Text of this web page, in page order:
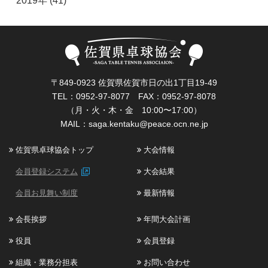
〒849-0923 佐賀県佐賀市日の出1丁目19-49
TEL：0952-97-8077 FAX：0952-97-8078
（月・火・木・金 10:00〜17:00）
MAIL： saga.kentaku@peace.ocn.ne.jp
佐賀県卓球協会トップ
会員登録システム
会員お見舞い制度
大会情報
大会結果
最新情報
会長挨拶
役員
組織・業務分担表
年間大会計画
会員登録
お問い合わせ